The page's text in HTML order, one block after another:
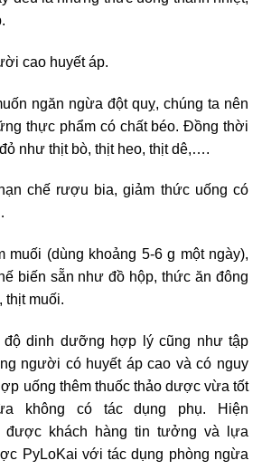
cao huyết áp.
ngăn ngừa đột quỵ, chúng ta nên
thực phẩm có chất béo. Đồng thời
như thịt bò, thịt heo, thịt dê,….
chế rượu bia, giảm thức uống có
muối (dùng khoảng 5-6 g một ngày),
biến sẵn như đồ hộp, thức ăn đông
thịt muối.
độ dinh dưỡng hợp lý cũng như tập
người có huyết áp cao và có nguy
uống thêm thuốc thảo dược vừa tốt
không có tác dụng phụ. Hiện
được khách hàng tin tưởng và lựa
PyLoKai với tác dụng phòng ngừa